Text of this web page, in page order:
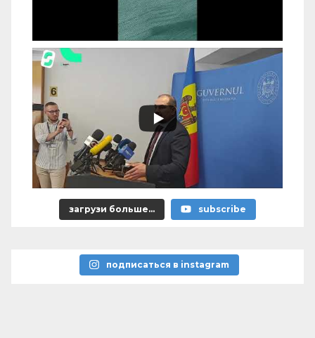
загрузи больше... subscribe
подписаться в instagram